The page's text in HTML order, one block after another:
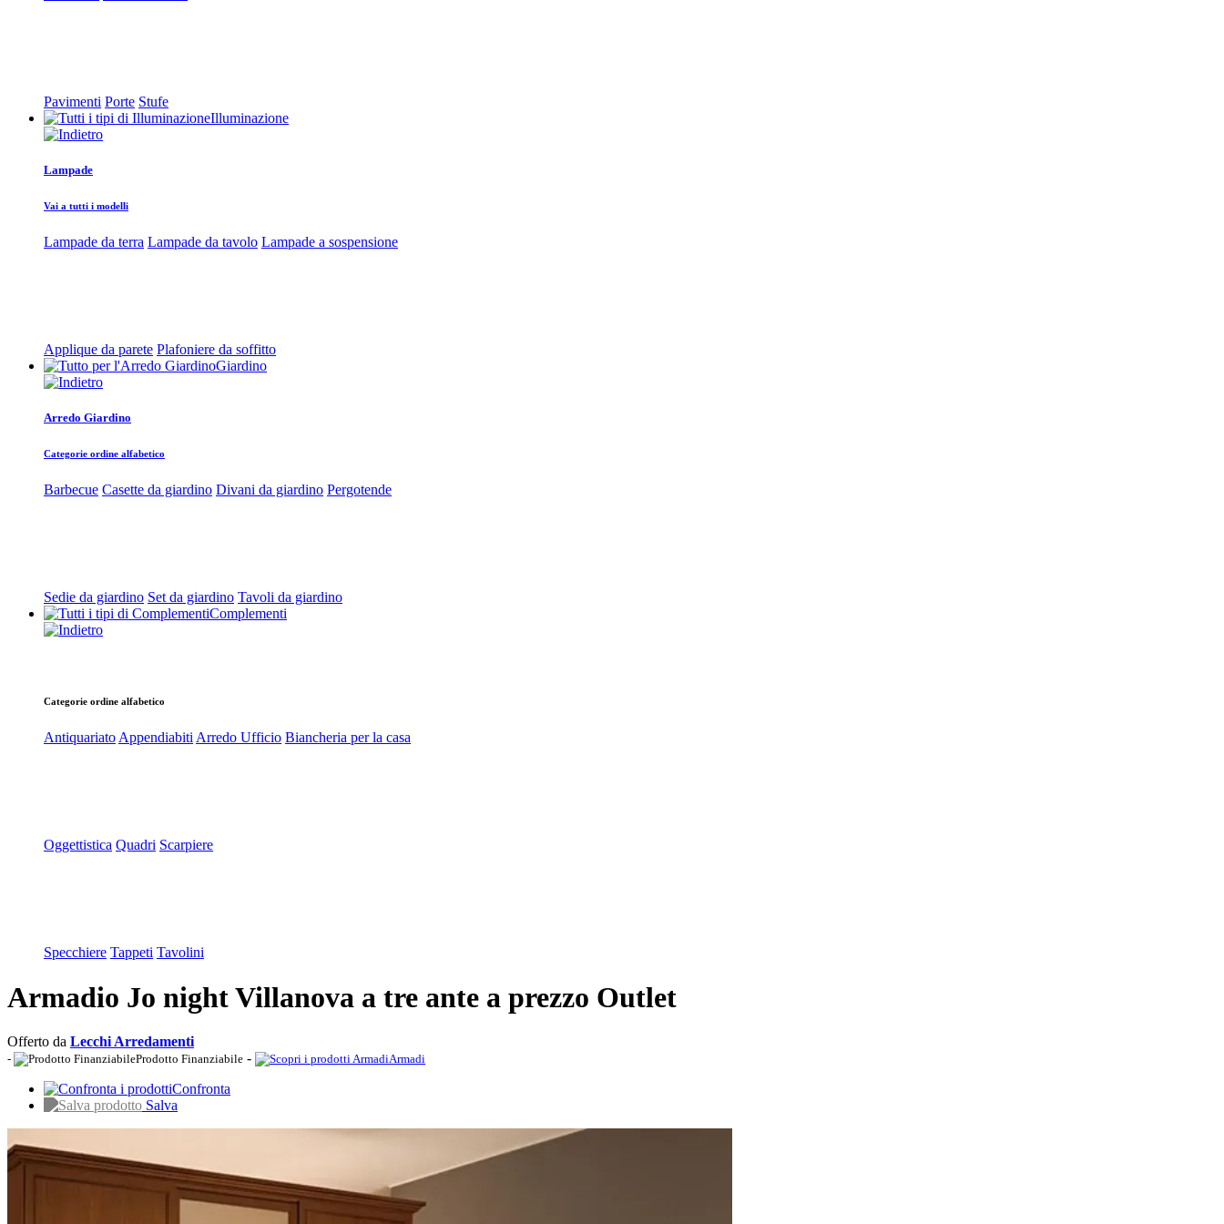
Pavimenti Porte Stufe
Illuminazione
Lampade
Vai a tutti i modelli
Lampade da terra Lampade da tavolo Lampade a sospensione
Applique da parete Plafoniere da soffitto
Giardino
Arredo Giardino
Categorie ordine alfabetico
Barbecue Casette da giardino Divani da giardino Pergotende
Sedie da giardino Set da giardino Tavoli da giardino
Complementi
Categorie ordine alfabetico
Antiquariato Appendiabiti Arredo Ufficio Biancheria per la casa
Oggettistica Quadri Scarpiere
Specchiere Tappeti Tavolini
Armadio Jo night Villanova a tre ante a prezzo Outlet
Offerto da Lecchi Arredamenti
- Prodotto Finanziabile - Armadi
Confronta
Salva